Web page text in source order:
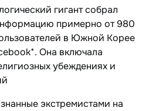
гигант собрал
примерно от 980
в Южной Корее
Она включала
убеждениях и
экстремистами на